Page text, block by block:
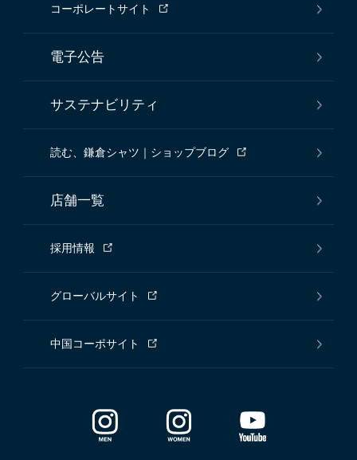
コーポレートサイト
電子公告
サステナビリティ
読む、鎌倉シャツ｜ショップブログ
店舗一覧
採用情報
グローバルサイト
中国コーポサイト